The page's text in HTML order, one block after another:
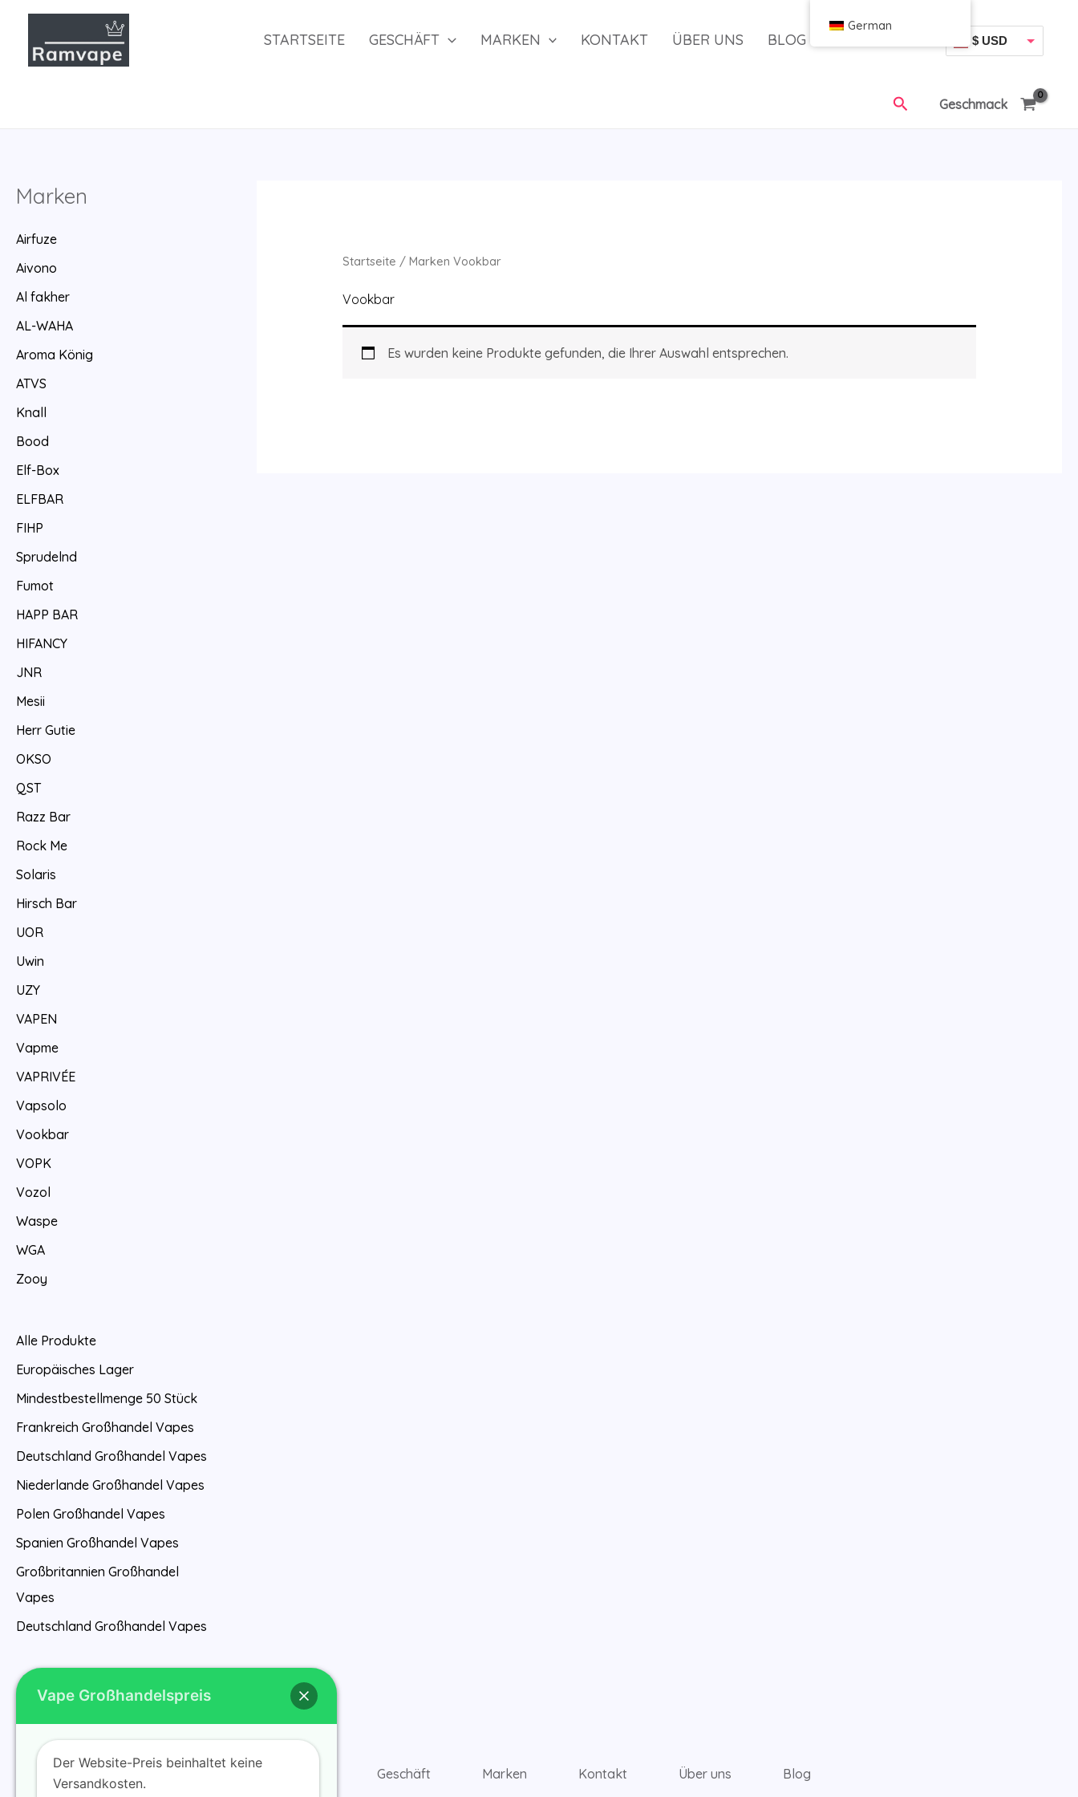
springen
STARTSEITE GESCHÄFT MARKEN KONTAKT ÜBER UNS BLOG $ USD
SuchenGeschmack
Marken
Airfuze
Aivono
Al fakher
AL-WAHA
Aroma König
ATVS
Knall
Bood
Elf-Box
ELFBAR
FIHP
Sprudelnd
Fumot
HAPP BAR
HIFANCY
JNR
Mesii
Herr Gutie
OKSO
QST
Razz Bar
Rock Me
Solaris
Hirsch Bar
UOR
Uwin
UZY
VAPEN
Vapme
VAPRIVÉE
Vapsolo
Vookbar
VOPK
Vozol
Waspe
WGA
Zooy
Alle Produkte
Europäisches Lager
Mindestbestellmenge 50 Stück
Frankreich Großhandel Vapes
Deutschland Großhandel Vapes
Niederlande Großhandel Vapes
Polen Großhandel Vapes
Spanien Großhandel Vapes
Großbritannien Großhandel
Vapes
Deutschland Großhandel Vapes
Startseite / Marken Vookbar
Vookbar
Es wurden keine Produkte gefunden, die Ihrer Auswahl entsprechen.
Geschäft Marken Kontakt Über uns Blog
German
Vape Großhandelspreis
Der Website-Preis beinhaltet keine
Versandkosten.